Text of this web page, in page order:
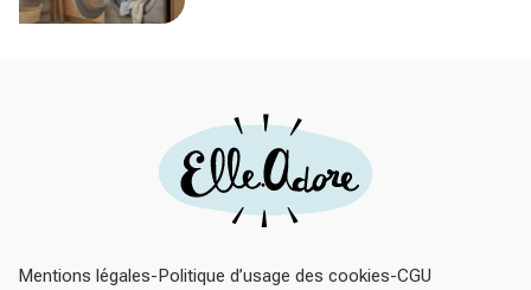
Mentions légales Politique d’usage des cookies CGU